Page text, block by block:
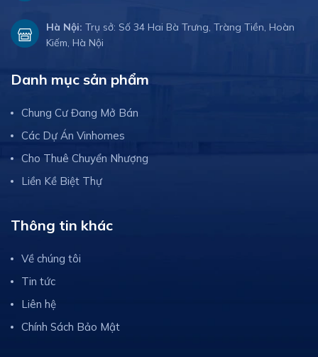
Hà Nội: Trụ sở: Số 34 Hai Bà Trưng, Tràng Tiền, Hoàn
Kiếm, Hà Nội
Danh mục sản phẩm
Chung Cư Đang Mở Bán
Các Dự Án Vinhomes
Cho Thuê Chuyển Nhượng
Liền Kề Biệt Thự
Thông tin khác
Về chúng tôi
Tin tức
Liên hệ
Chính Sách Bảo Mật